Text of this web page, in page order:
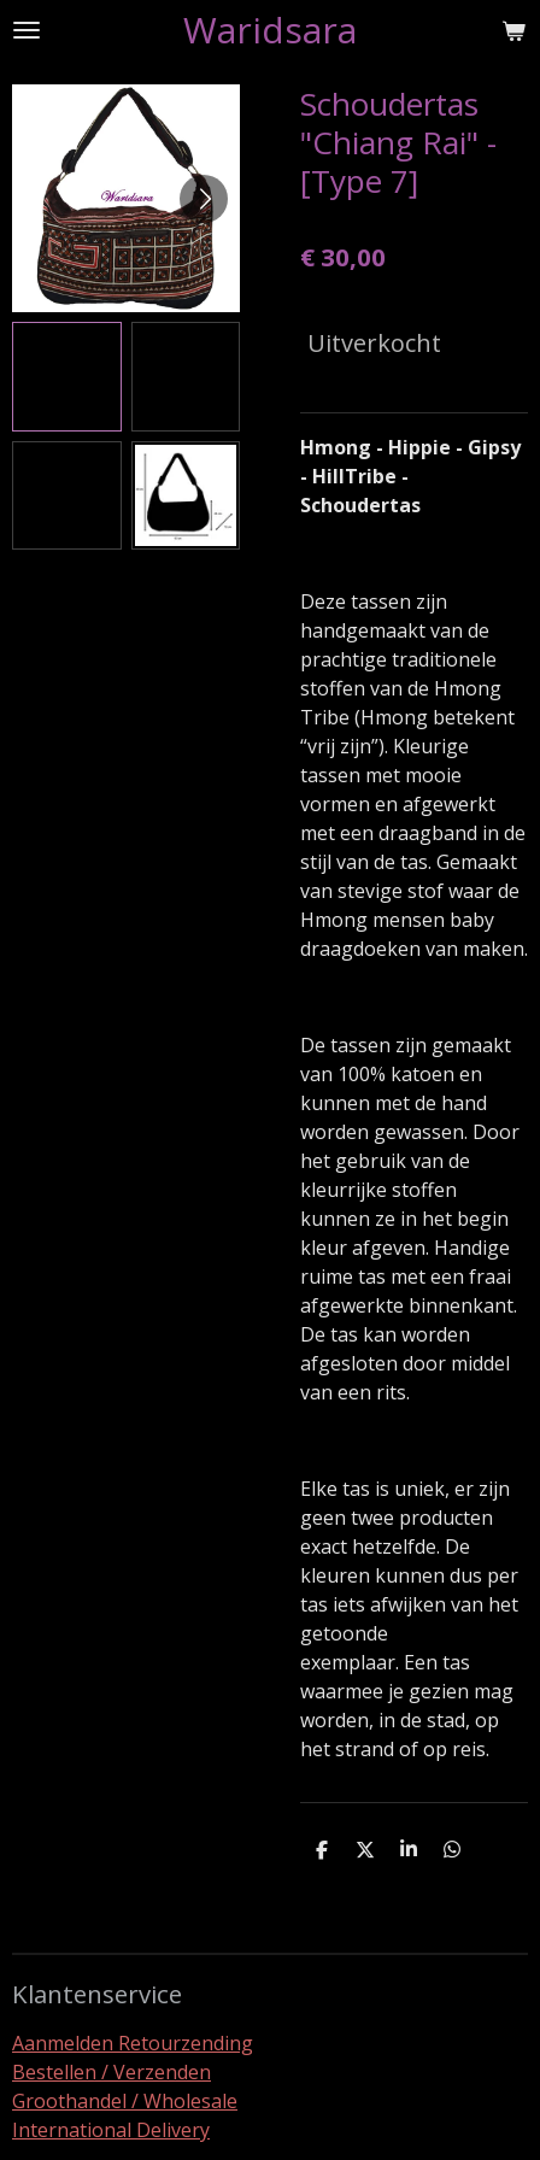
Ga
naar
hoofdinhoud
Waridsara
Schoudertas
"Chiang Rai" -
[Type 7]
€ 30,00
Uitverkocht
Hmong - Hippie - Gipsy
- HillTribe -
Schoudertas
Deze tassen zijn
handgemaakt van de
prachtige traditionele
stoffen van de Hmong
Tribe (Hmong betekent
“vrij zijn”). Kleurige
tassen met mooie
vormen en afgewerkt
met een draagband in de
stijl van de tas. Gemaakt
van stevige stof waar de
Hmong mensen baby
draagdoeken van maken.
De tassen zijn gemaakt
van 100% katoen en
kunnen met de hand
worden gewassen. Door
het gebruik van de
kleurrijke stoffen
kunnen ze in het begin
kleur afgeven. Handige
ruime tas met een fraai
afgewerkte binnenkant.
De tas kan worden
afgesloten door middel
van een rits.
Elke tas is uniek, er zijn
geen twee producten
exact hetzelfde. De
kleuren kunnen dus per
tas iets afwijken van het
getoonde
exemplaar. Een tas
waarmee je gezien mag
worden, in de stad, op
het strand of op reis.
D
D
S
D
Klantenservice
Aanmelden Retourzending
Bestellen / Verzenden
Groothandel / Wholesale
International Delivery